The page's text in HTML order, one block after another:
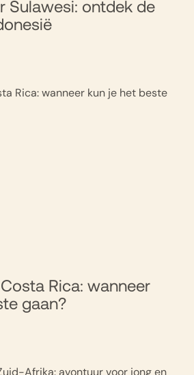
Sulawesi: ontdek de
Rica: wanneer
gaan?